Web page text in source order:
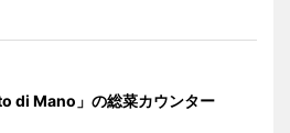
di Mano」の総菜カウンター